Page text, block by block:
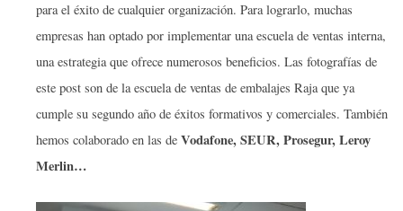
para el éxito de cualquier organización. Para lograrlo, muchas
empresas han optado por implementar una escuela de ventas interna,
una estrategia que ofrece numerosos beneficios. Las fotografías de
este post son de la escuela de ventas de embalajes Raja que ya
cumple su segundo año de éxitos formativos y comerciales. También
hemos colaborado en las de Vodafone, SEUR, Prosegur, Leroy
Merlin…